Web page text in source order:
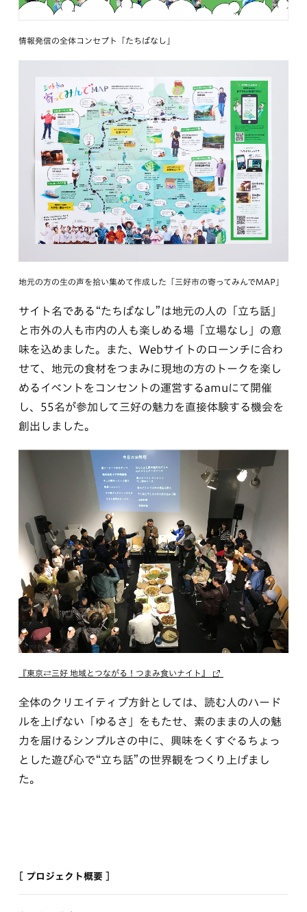
情報発信の全体コンセプト「たちばなし」
地元の方の生の声を拾い集めて作成した「三好市の寄ってみんでMAP」
サイト名である“たちばなし”は地元の人の「立ち話」
と市外の人も市内の人も楽しめる場「立場なし」の意
味を込めました。また、Webサイトのローンチに合わ
せて、地元の食材をつまみに現地の方のトークを楽し
めるイベントをコンセントの運営するamuにて開催
し、55名が参加して三好の魅力を直接体験する機会を
創出しました。
『東京⇄三好 地域とつながる！つまみ食いナイト』
全体のクリエイティブ方針としては、読む人のハード
ルを上げない「ゆるさ」をもたせ、素のままの人の魅
力を届けるシンプルさの中に、興味をくすぐるちょっ
とした遊び心で“立ち話”の世界観をつくり上げまし
た。
[ プロジェクト概要 ]